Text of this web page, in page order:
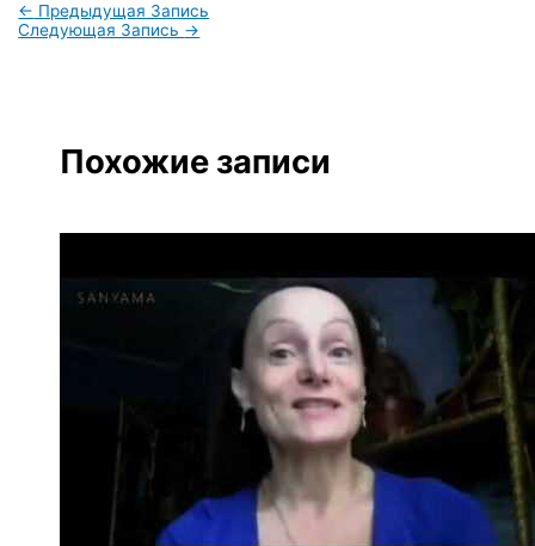
← Предыдущая Запись
Следующая Запись →
Похожие записи